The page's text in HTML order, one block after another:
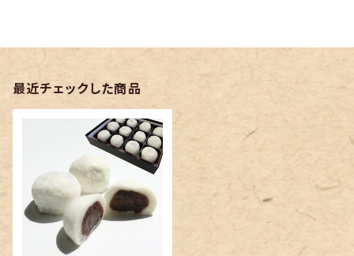
最近チェックした商品